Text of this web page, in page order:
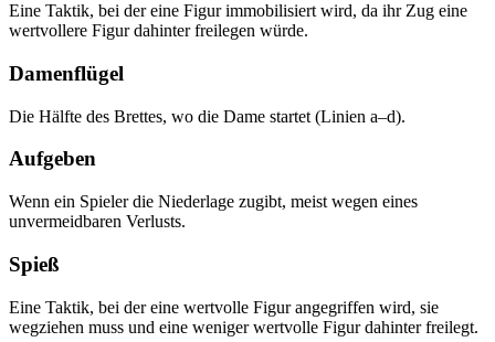
Eine Taktik, bei der eine Figur immobilisiert wird, da ihr Zug eine
wertvollere Figur dahinter freilegen würde.
Damenflügel
Die Hälfte des Brettes, wo die Dame startet (Linien a–d).
Aufgeben
Wenn ein Spieler die Niederlage zugibt, meist wegen eines
unvermeidbaren Verlusts.
Spieß
Eine Taktik, bei der eine wertvolle Figur angegriffen wird, sie
wegziehen muss und eine weniger wertvolle Figur dahinter freilegt.